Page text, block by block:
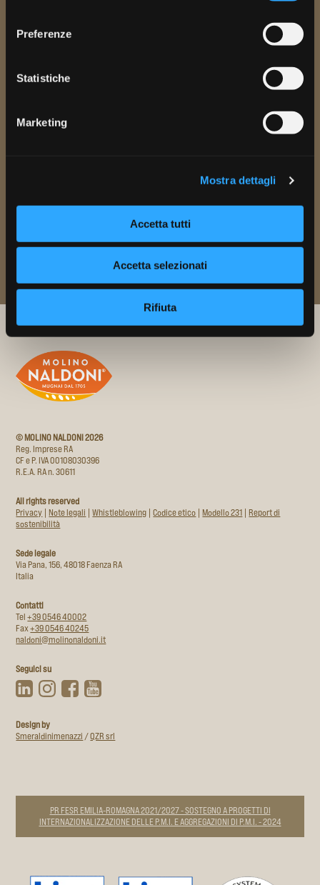
Preferenze
Statistiche
Marketing
Mostra dettagli
Accetta tutti
Accetta selezionati
Rifiuta
e acconsento al trattamento dei dati
ad eventi e fiere o offerte commerciali. I dati personali saranno trattati in
© MOLINO NALDONI 2026
Reg. Imprese RA
CF e P. IVA 00108030396
R.E.A. RA n. 30611
All rights reserved
Privacy |Note legali |Whistleblowing |Codice etico |Modello 231 |Report di
sostenibilità
Sede legale
Via Pana, 156, 48018 Faenza RA
Italia
Contatti
Tel+39 0546 40002
Fax+39 0546 40245
naldoni@molinonaldoni.it
Seguici su
Design by
Smeraldinimenazzi /QZR srl
PR FESR EMILIA-ROMAGNA 2021/2027 - SOSTEGNO A PROGETTI DI
INTERNAZIONALIZZAZIONE DELLE P.M.I. E AGGREGAZIONI DI P.M.I. - 2024